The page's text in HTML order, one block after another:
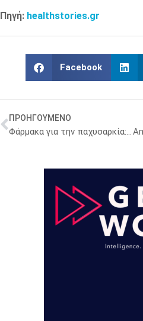
Πηγή: healthstories.gr
Facebook
ΠΡΟΗΓΟΥΜΕΝΟ
Φάρμακα για την παχυσαρκία: Θα χορηγούνται με pass, τι ορίζει το νέο πρωτόκολλο